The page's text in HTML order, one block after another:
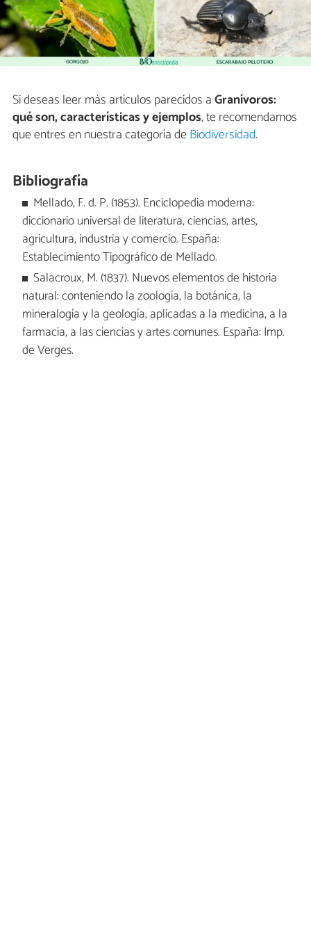
Si deseas leer más artículos parecidos aGranívoros:
qué son, características y ejemplos, te recomendamos
que entres en nuestra categoría deBiodiversidad.
Bibliografía
Mellado, F. d. P. (1853). Enciclopedia moderna:
diccionario universal de literatura, ciencias, artes,
agricultura, industria y comercio. España:
Establecimiento Tipográfico de Mellado.
Salacroux, M. (1837). Nuevos elementos de historia
natural: conteniendo la zoología, la botánica, la
mineralogía y la geología, aplicadas a la medicina, a la
farmacia, a las ciencias y artes comunes. España: Imp.
de Verges.